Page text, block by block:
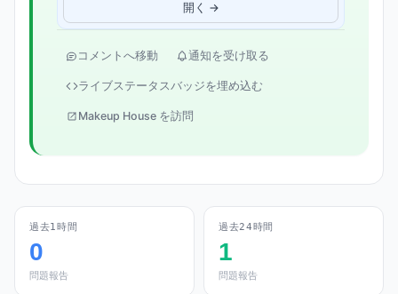
開く →
コメントへ移動 通知を受け取る
ライブステータスバッジを埋め込む
Makeup House を訪問
過去1時間
0
問題報告
過去24時間
1
問題報告